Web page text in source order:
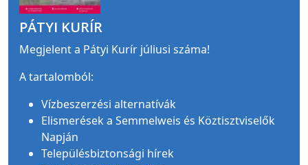
PÁTYI KURÍR
Megjelent a Pátyi Kurír júliusi száma!
A tartalomból:
Vízbeszerzési alternatívák
Elismerések a Semmelweis és Köztisztviselők
Napján
Településbiztonsági hírek